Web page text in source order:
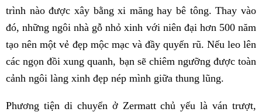
trình nào được xây bằng xi măng hay bê tông. Thay vào
đó, những ngôi nhà gỗ nhỏ xinh với niên đại hơn 500 năm
tạo nên một vẻ đẹp mộc mạc và đầy quyến rũ. Nếu leo lên
các ngọn đồi xung quanh, bạn sẽ chiêm ngưỡng được toàn
cảnh ngôi làng xinh đẹp nép mình giữa thung lũng.
Phương tiện di chuyển ở Zermatt chủ yếu là ván trượt,